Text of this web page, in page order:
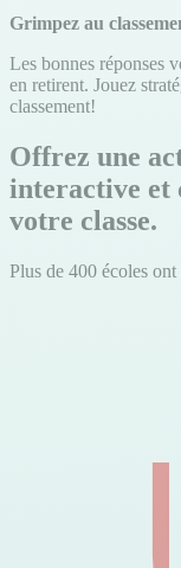
Grimpez au
Les bonnes réponses
en retirent. Jouez
classement!
Offrez une
interactive et
votre classe.
Plus de 400 écoles